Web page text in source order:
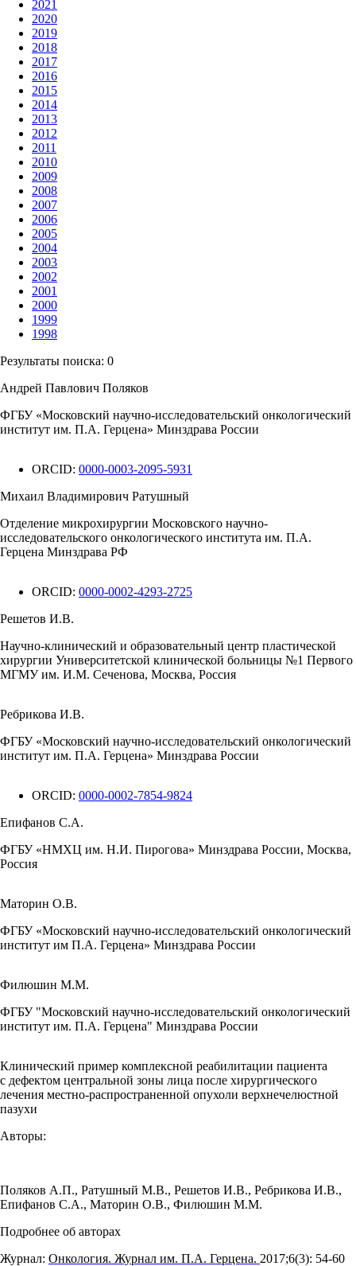
2021
2020
2019
2018
2017
2016
2015
2014
2013
2012
2011
2010
2009
2008
2007
2006
2005
2004
2003
2002
2001
2000
1999
1998
Результаты поиска: 0
Андрей Павлович Поляков
ФГБУ «Московский научно-исследовательский онкологический
институт им. П.А. Герцена» Минздрава России
ORCID: 0000-0003-2095-5931
Михаил Владимирович Ратушный
Отделение микрохирургии Московского научно-
исследовательского онкологического института им. П.А.
Герцена Минздрава РФ
ORCID: 0000-0002-4293-2725
Решетов И.В.
Научно-клинический и образовательный центр пластической
хирургии Университетской клинической больницы №1 Первого
МГМУ им. И.М. Сеченова, Москва, Россия
Ребрикова И.В.
ФГБУ «Московский научно-исследовательский онкологический
институт им. П.А. Герцена» Минздрава России
ORCID: 0000-0002-7854-9824
Епифанов С.А.
ФГБУ «НМХЦ им. Н.И. Пирогова» Минздрава России, Москва,
Россия
Маторин О.В.
ФГБУ «Московский научно-исследовательский онкологический
институт им П.А. Герцена» Минздрава России
Филюшин М.М.
ФГБУ "Московский научно-исследовательский онкологический
институт им. П.А. Герцена" Минздрава России
Клинический пример комплексной реабилитации пациента
с дефектом центральной зоны лица после хирургического
лечения местно-распространенной опухоли верхнечелюстной
пазухи
Авторы:
Поляков А.П., Ратушный М.В., Решетов И.В., Ребрикова И.В.,
Епифанов С.А., Маторин О.В., Филюшин М.М.
Подробнее об авторах
Журнал: Онкология. Журнал им. П.А. Герцена. 2017;6(3): 54‑60